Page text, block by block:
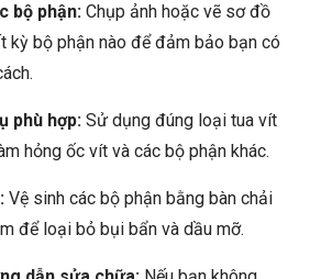
bộ phận: Chụp ảnh hoặc vẽ sơ đồ
kỳ bộ phận nào để đảm bảo bạn có
phù hợp: Sử dụng đúng loại tua vít
hỏng ốc vít và các bộ phận khác.
Vệ sinh các bộ phận bằng bàn chải
để loại bỏ bụi bẩn và dầu mỡ.